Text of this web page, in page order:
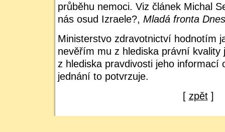
průběhu nemoci. Viz článek Michal
nás osud Izraele?, Mladá fronta Dnes
Ministerstvo zdravotnictví hodnotím
nevěřím mu z hlediska právní kvality
z hlediska pravdivosti jeho informací
jednání to potvrzuje.
[ zpět]